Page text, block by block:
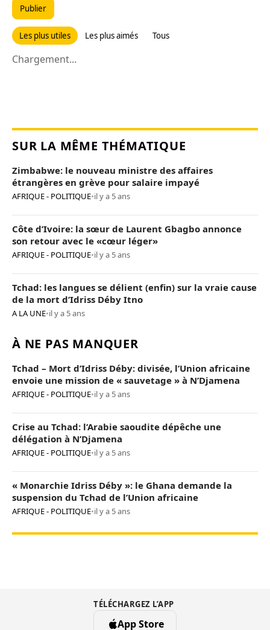
Publier
Les plus utiles Les plus aimés Tous
Chargement...
SUR LA MÊME THÉMATIQUE
Zimbabwe: le nouveau ministre des affaires
étrangères en grève pour salaire impayé
AFRIQUE - POLITIQUE•il y a 5 ans
Côte d’Ivoire: la sœur de Laurent Gbagbo annonce
son retour avec le «cœur léger»
AFRIQUE - POLITIQUE•il y a 5 ans
Tchad: les langues se délient (enfin) sur la vraie cause
de la mort d’Idriss Déby Itno
A LA UNE•il y a 5 ans
À NE PAS MANQUER
Tchad – Mort d’Idriss Déby: divisée, l’Union africaine
envoie une mission de « sauvetage » à N’Djamena
AFRIQUE - POLITIQUE•il y a 5 ans
Crise au Tchad: l’Arabie saoudite dépêche une
délégation à N’Djamena
AFRIQUE - POLITIQUE•il y a 5 ans
« Monarchie Idriss Déby »: le Ghana demande la
suspension du Tchad de l’Union africaine
AFRIQUE - POLITIQUE•il y a 5 ans
TÉLÉCHARGEZ L’APP
App Store